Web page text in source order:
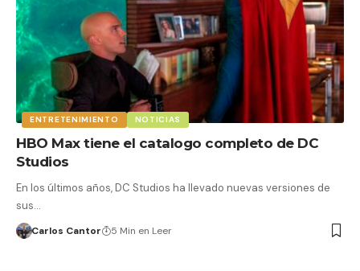
ENTRETENIMIENTO NOTICIAS
HBO Max tiene el catalogo completo de DC
Studios
En los últimos años, DC Studios ha llevado nuevas versiones de
sus…
Carlos Cantor 5 Min en Leer